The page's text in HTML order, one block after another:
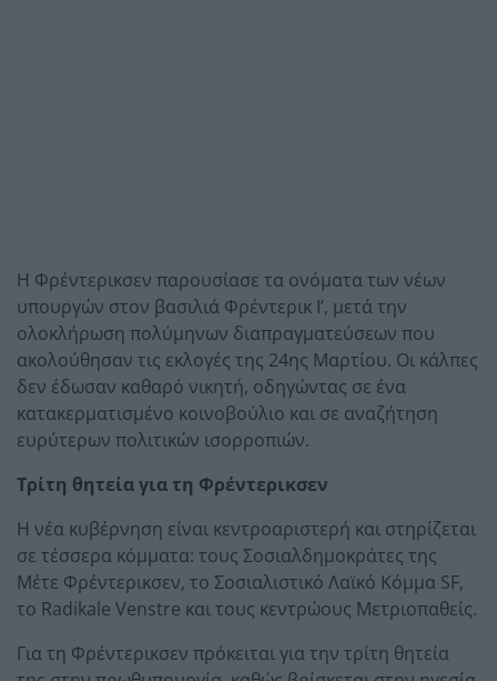
Η Φρέντερικσεν παρουσίασε τα ονόματα των νέων
υπουργών στον βασιλιά Φρέντερικ Ι’, μετά την
ολοκλήρωση πολύμηνων διαπραγματεύσεων που
ακολούθησαν τις εκλογές της 24ης Μαρτίου. Οι κάλπες
δεν έδωσαν καθαρό νικητή, οδηγώντας σε ένα
κατακερματισμένο κοινοβούλιο και σε αναζήτηση
ευρύτερων πολιτικών ισορροπιών.
Τρίτη θητεία για τη Φρέντερικσεν
Η νέα κυβέρνηση είναι κεντροαριστερή και στηρίζεται
σε τέσσερα κόμματα: τους Σοσιαλδημοκράτες της
Μέτε Φρέντερικσεν, το Σοσιαλιστικό Λαϊκό Κόμμα SF,
το Radikale Venstre και τους κεντρώους Μετριοπαθείς.
Για τη Φρέντερικσεν πρόκειται για την τρίτη θητεία